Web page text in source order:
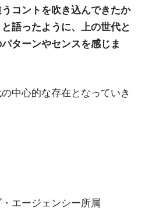
コントを吹き込んできたか
語ったように、上の世代と
ターンやセンスを感じま
中心的な存在となっていき
エージェンシー所属